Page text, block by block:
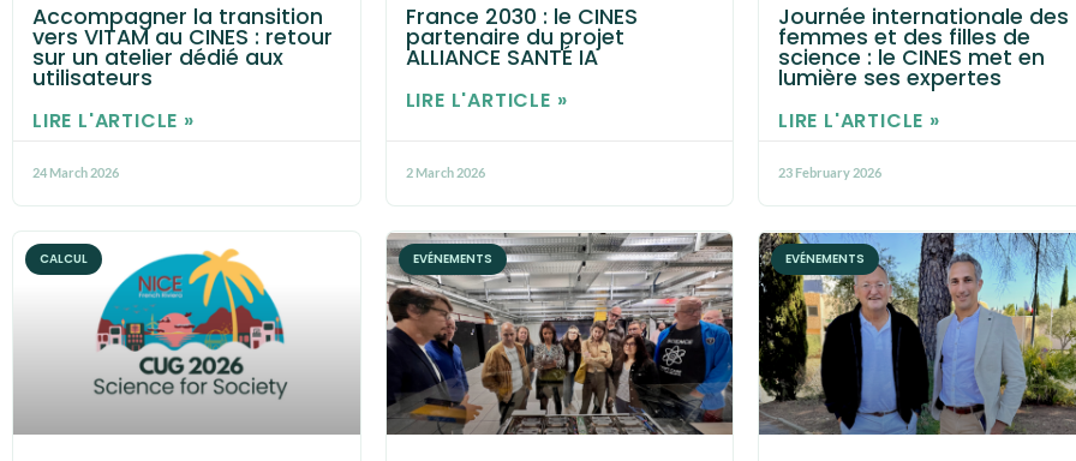
Accompagner la transition
vers VITAM au CINES : retour
sur un atelier dédié aux
utilisateurs
LIRE L'ARTICLE »
24 March 2026
France 2030 : le CINES
partenaire du projet
ALLIANCE SANTÉ IA
LIRE L'ARTICLE »
2 March 2026
Journée internationale des
femmes et des filles de
science : le CINES met en
lumière ses expertes
LIRE L'ARTICLE »
23 February 2026
CALCUL EVÉNEMENTS EVÉNEMENTS